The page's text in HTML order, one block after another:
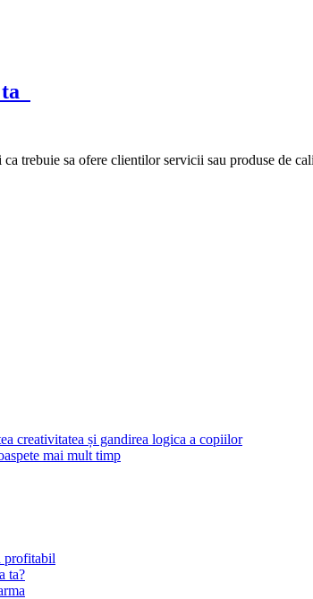
trebuie sa ofere clientilor servicii sau produse de
creativitatea și gandirea logica a copiilor
mai mult timp
profitabil
ta?